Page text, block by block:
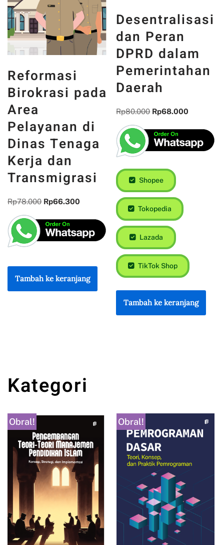
Reformasi
Birokrasi pada
Area
Pelayanan di
Dinas Tenaga
Kerja dan
Transmigrasi
Rp78.000 Rp66.300
Tambah ke keranjang
Desentralisasi
dan Peran
DPRD dalam
Pemerintahan
Daerah
Shopee
Tokopedia
Lazada
Kategori
Obral! Obral!